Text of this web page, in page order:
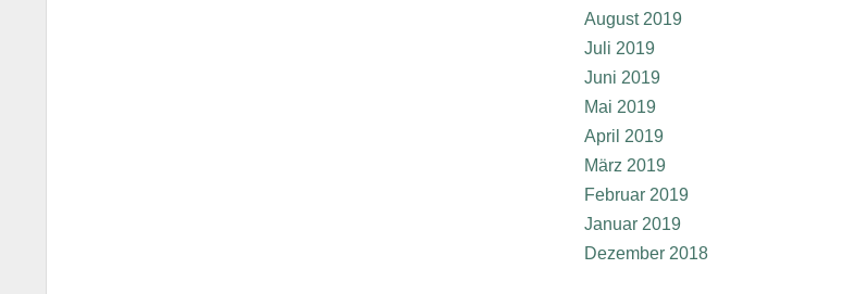
August 2019
Juli 2019
Juni 2019
Mai 2019
April 2019
März 2019
Februar 2019
Januar 2019
Dezember 2018